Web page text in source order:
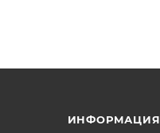
ИНФОРМАЦИЯ